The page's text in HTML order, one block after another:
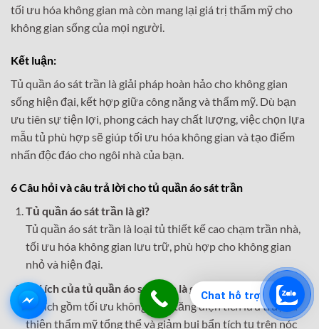
tối ưu hóa không gian mà còn mang lại giá trị thẩm mỹ cho
không gian sống của mọi người.
Kết luận:
Tủ quần áo sát trần là giải pháp hoàn hảo cho không gian
sống hiện đại, kết hợp giữa công năng và thẩm mỹ. Dù bạn
ưu tiên sự tiện lợi, phong cách hay chất lượng, việc chọn lựa
mẫu tủ phù hợp sẽ giúp tối ưu hóa không gian và tạo điểm
nhấn độc đáo cho ngôi nhà của bạn.
6 Câu hỏi và câu trả lời cho tủ quần áo sát trần
Tủ quần áo sát trần là gì?
Tủ quần áo sát trần là loại tủ thiết kế cao chạm trần nhà,
tối ưu hóa không gian lưu trữ, phù hợp cho không gian
nhỏ và hiện đại.
Lợi ích của tủ quần áo sát trần là gì?
Lợi ích gồm tối ưu không gian, tăng diện tích lưu trữ, cải
thiện thẩm mỹ tổng thể và giảm bụi bẩn tích tụ trên nóc
Chat hỗ trợ